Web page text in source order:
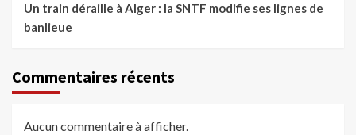
Un train déraille à Alger : la SNTF modifie ses lignes de
banlieue
Commentaires récents
Aucun commentaire à afficher.